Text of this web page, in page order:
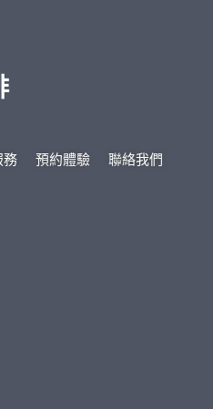
務 預約體驗 聯絡我們